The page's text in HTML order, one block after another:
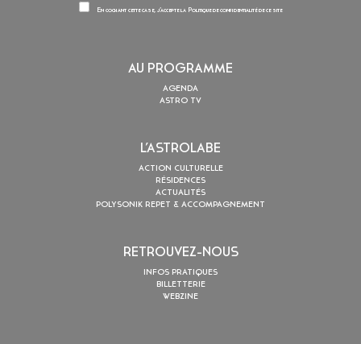
En cochant cette case, j’accepte la Politique de confidentialitéde ce site
AU PROGRAMME
AGENDA
ASTRO TV
L’ASTROLABE
ACTION CULTURELLE
RÉSIDENCES
ACTUALITÉS
POLYSONIK REPET & ACCOMPAGNEMENT
RETROUVEZ-NOUS
INFOS PRATIQUES
BILLETTERIE
WEBZINE